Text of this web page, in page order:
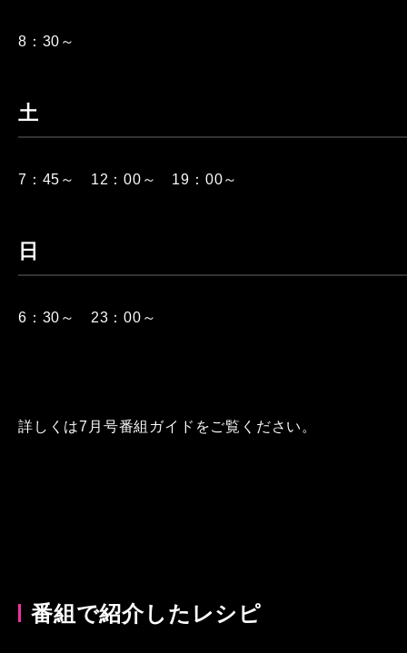
8：30～
土
7：45～ 12：00～ 19：00～
日
6：30～ 23：00～
詳しくは7月号番組ガイドをご覧ください。
番組で紹介したレシピ